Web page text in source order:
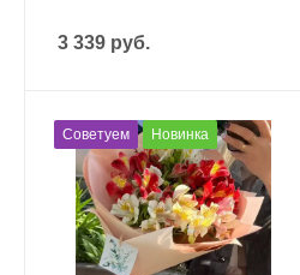
3 339 руб.
Советуем Новинка